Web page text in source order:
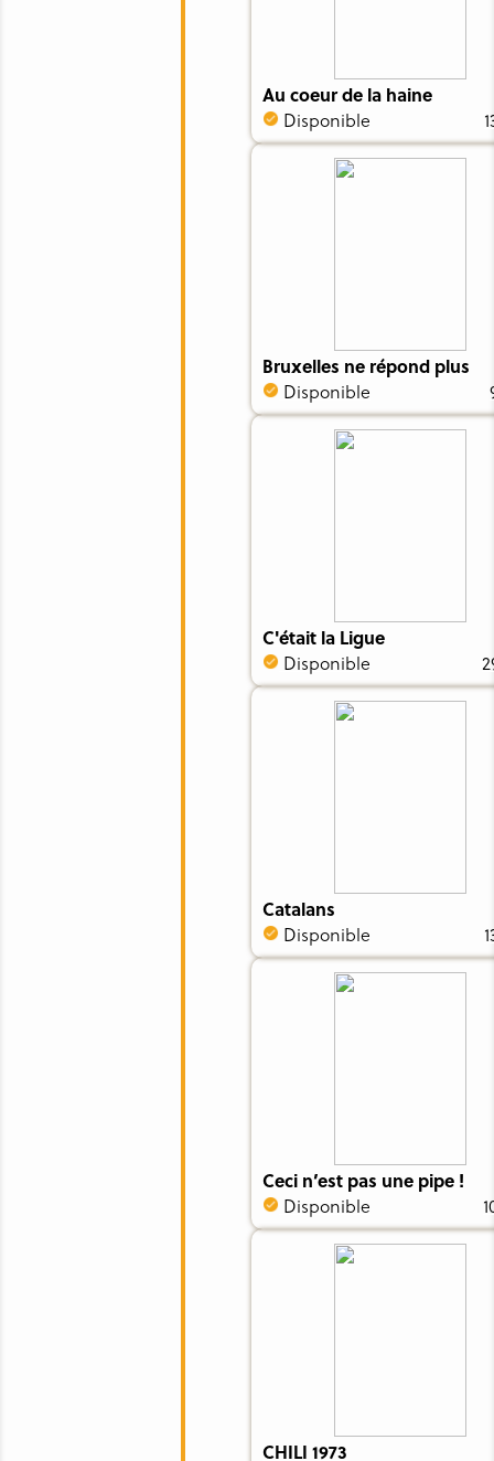
Au coeur de la haine
Disponible
Bruxelles ne répond plus
Disponible
C'était la Ligue
Disponible
Catalans
Disponible
Ceci n’est pas une pipe !
Disponible
CHILI 1973